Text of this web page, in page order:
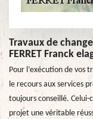
Travaux de
FERRET Franck
Pour l’exécution de vos
le recours aux services
toujours conseillé. Celui-
projet une véritable